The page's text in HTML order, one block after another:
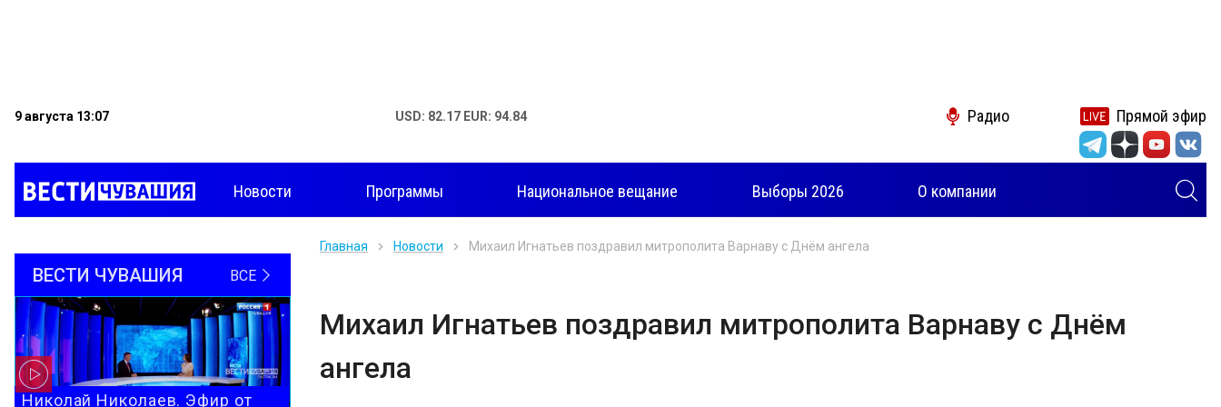
9 августа 13:07 USD: 82.17 EUR: 94.84 Радио Прямой эфир
Новости Программы Национальное вещание Выборы 2026 О компании
ВЕСТИ ЧУВАШИЯ ВСЕ
Николай Николаев. Эфир от
Главная Новости Михаил Игнатьев поздравил митрополита Варнаву с Днём ангела
Михаил Игнатьев поздравил митрополита Варнаву с Днём
ангела